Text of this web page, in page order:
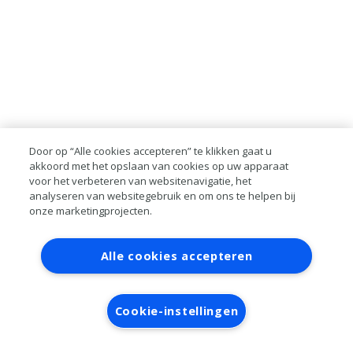
Contact Account aanvragen
Inloggen
RAI bestanden
Privacy
Algemene
voorwaarden
Verwerkersovereenkomst
Door op “Alle cookies accepteren” te klikken gaat u
akkoord met het opslaan van cookies op uw apparaat
voor het verbeteren van websitenavigatie, het
analyseren van websitegebruik en om ons te helpen bij
onze marketingprojecten.
Alle cookies accepteren
Cookie-instellingen